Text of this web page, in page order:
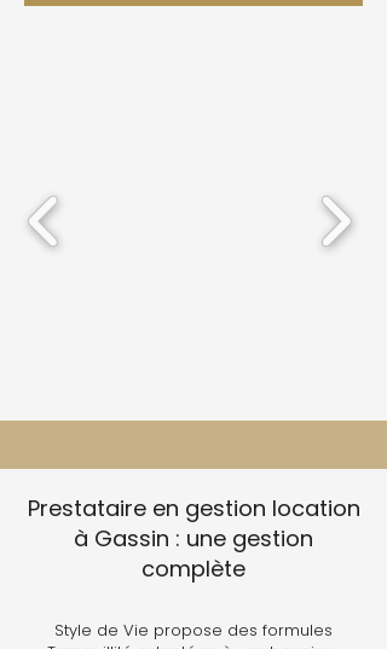
Prestataire en gestion location
à Gassin : une gestion
complète
Style de Vie propose des formules